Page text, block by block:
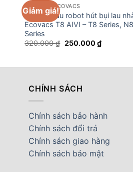
Giảm giá!
PHỤ KIỆN ECOVACS
Đế khăn lau robot hút bụi lau
Ecovacs T8 AIVI – T8 Series, N8
Series
320.000₫ Giá
250.000₫Giá
hiện
CHÍNH SÁCH
Chính sách bảo hành
Chính sách đổi trả
Chính sách giao hàng
Chính sách bảo mật